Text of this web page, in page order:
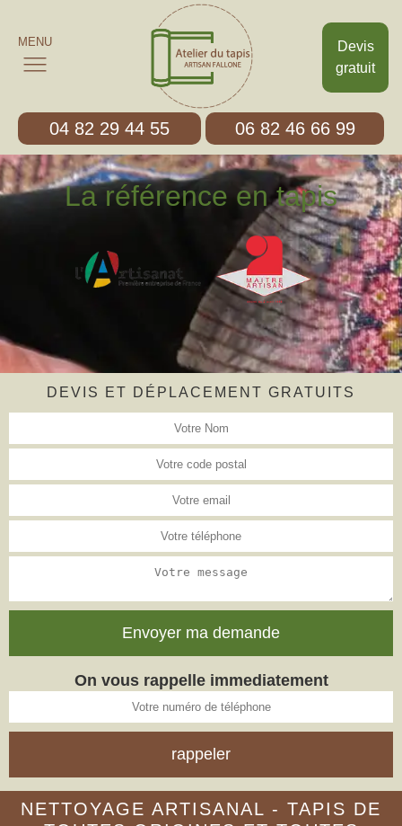
Devis
gratuit
MENU
04 82 29 44 55 06 82 46 66 99
La référence en tapis
DEVIS ET DÉPLACEMENT GRATUITS
On vous rappelle immediatement
NETTOYAGE ARTISANAL - TAPIS DE